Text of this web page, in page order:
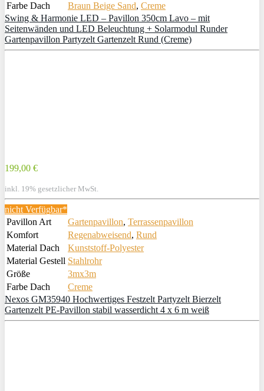
Farbe Dach Braun Beige Sand, Creme
Swing & Harmonie LED – Pavillon 350cm Lavo – mit
Seitenwänden und LED Beleuchtung + Solarmodul Runder
Gartenpavillon Partyzelt Gartenzelt Rund (Creme)
199,00 €
inkl. 19% gesetzlicher MwSt.
nicht Verfügbar*
Pavillon Art
Gartenpavillon, Terrassenpavillon
Komfort
Regenabweisend, Rund
Material Dach
Kunststoff-Polyester
Material Gestell Stahlrohr
Größe
3mx3m
Farbe Dach
Creme
Nexos GM35940 Hochwertiges Festzelt Partyzelt Bierzelt
Gartenzelt PE-Pavillon stabil wasserdicht 4 x 6 m weiß